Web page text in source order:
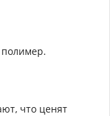
полимер.
что ценят